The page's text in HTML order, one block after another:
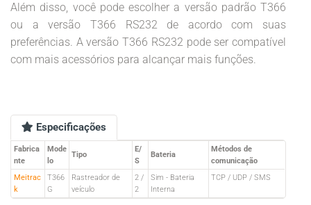
Além disso, você pode escolher a versão padrão T366
ou a versão T366 RS232 de acordo com suas
preferências. A versão T366 RS232 pode ser compatível
com mais acessórios para alcançar mais funções.
Especificações
Fabrica
nte
Mode
lo
Tipo
E/
S
Bateria
Métodos de
comunicação
Meitrac
k
T366
G
Rastreador de
veículo
2 /
2
Sim - Bateria
Interna
TCP / UDP / SMS